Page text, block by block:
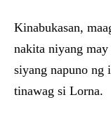
Kinabukasan,
nakita niyang
siyang napuno ng
tinawag si Lorna.